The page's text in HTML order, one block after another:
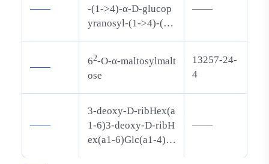
ucopyranose
——
-(1->4)-α-D-glucop
yranosyl-(1->4)-(6-
anosyl)-(1->4)-α-D-
glucopyranosyl-(1-
>4)-D-glucopyranos
e
——
—— 62-O-α-maltosylmalt
ose
13257-24-
4
——
3-deoxy-D-ribHex(a
1-6)3-deoxy-D-ribH
ex(a1-6)Glc(a1-4)Gl
——